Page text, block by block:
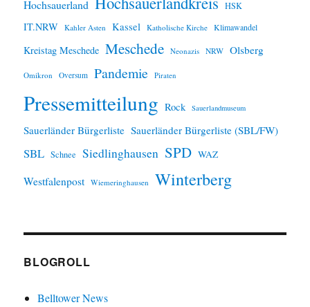
Hochsauerland HSK
IT.NRW Kahler Asten Kassel Katholische Kirche Klimawandel
Kreistag Meschede Meschede Neonazis NRW Olsberg
Omikron Oversum Pandemie Piraten
Pressemitteilung Rock Sauerlandmuseum
Sauerländer Bürgerliste Sauerländer Bürgerliste (SBL/FW)
SBL Schnee Siedlinghausen SPD WAZ
Westfalenpost Wiemeringhausen Winterberg
BLOGROLL
Belltower News